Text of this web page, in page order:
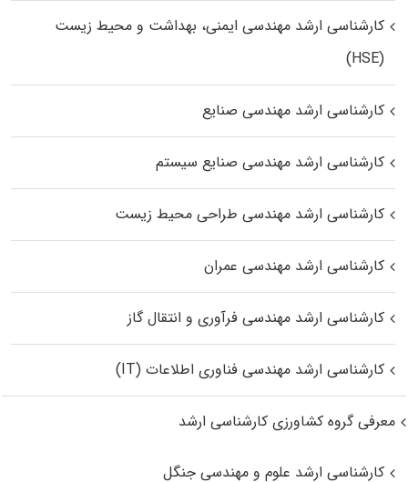
کارشناسی ارشد مهندسی ایمنی، بهداشت و محیط زیست
(HSE)
کارشناسی ارشد مهندسی صنایع
کارشناسی ارشد مهندسی صنایع سیستم
کارشناسی ارشد مهندسی طراحی محیط زیست
کارشناسی ارشد مهندسی عمران
کارشناسی ارشد مهندسی فرآوری و انتقال گاز
کارشناسی ارشد مهندسی فناوری اطلاعات (IT)
معرفی گروه کشاورزی کارشناسی ارشد
کارشناسی ارشد علوم و مهندسی جنگل